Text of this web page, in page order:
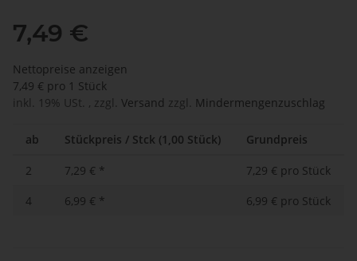
7,49 €
Nettopreise anzeigen
7,49 € pro 1 Stück
inkl. 19% USt. , zzgl. Versand zzgl. Mindermengenzuschlag
ab Stückpreis / Stck (1,00 Stück) Grundpreis
2 7,29 € *
7,29 € pro Stück
4
6,99 € * 6,99 € pro Stück